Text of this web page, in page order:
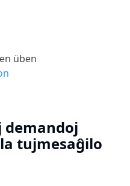
üben
demandoj
tujmesaĝilo